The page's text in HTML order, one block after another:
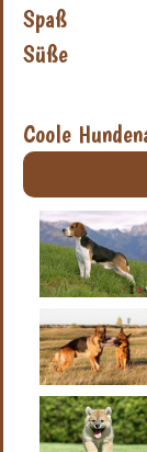
Spaß
Süße
Coole